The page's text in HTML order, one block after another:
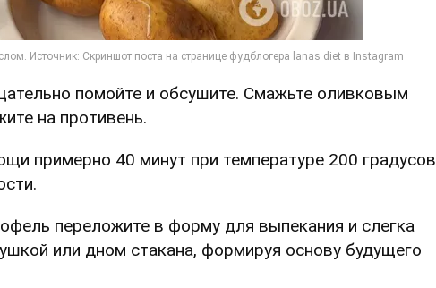
помойте и обсушите. Смажьте оливковым
на противень.
примерно 40 минут при температуре 200 градусов
переложите в форму для выпекания и слегка
или дном стакана, формируя основу будущего